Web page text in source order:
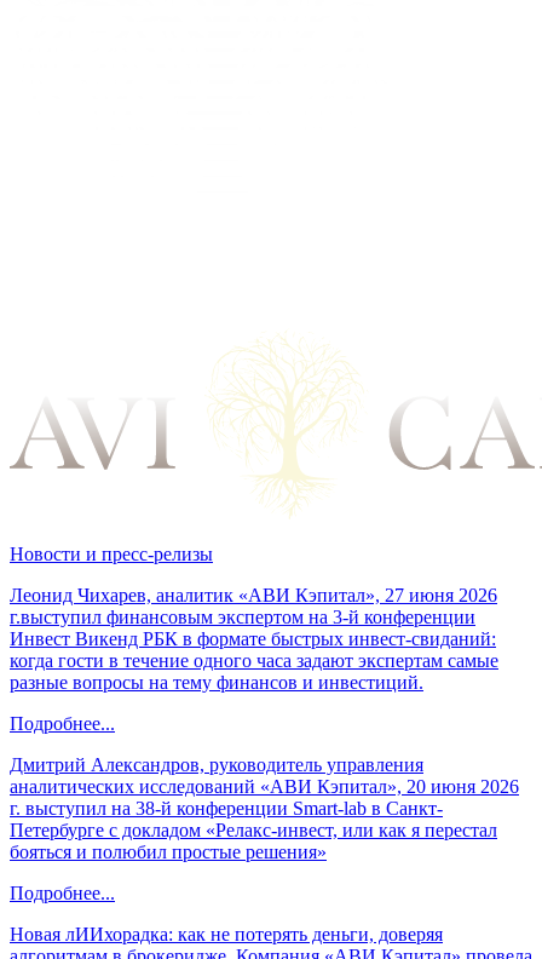
Новости и пресс-релизы
Леонид Чихарев, аналитик «АВИ Кэпитал», 27 июня 2026
г.выступил финансовым экспертом на 3-й конференции
Инвест Викенд РБК в формате быстрых инвест-свиданий:
когда гости в течение одного часа задают экспертам самые
разные вопросы на тему финансов и инвестиций.
Подробнее...
Дмитрий Александров, руководитель управления
аналитических исследований «АВИ Кэпитал», 20 июня 2026
г. выступил на 38-й конференции Smart-lab в Санкт-
Петербурге с докладом «Релакс-инвест, или как я перестал
бояться и полюбил простые решения»
Подробнее...
Новая лИИхорадка: как не потерять деньги, доверяя